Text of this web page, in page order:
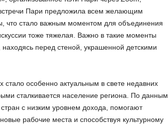
Пари предложила всем желающим
что стало важным моментом для объединения
тоже тяжелая. Важно в такие моменты
перед стеной, украшенной детскими
стало особенно актуальным в свете недавних
сталкивается население региона. По данным
с низким уровнем дохода, помогают
рабочие места и способствуя культурному